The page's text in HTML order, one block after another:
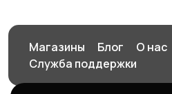
Магазины Блог
О нас
Служба поддержки